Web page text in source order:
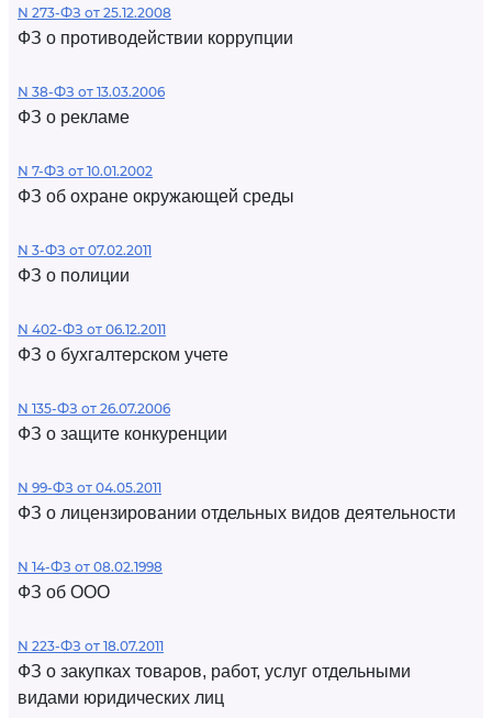
N 273-ФЗ от 25.12.2008
ФЗ о противодействии коррупции
N 38-ФЗ от 13.03.2006
ФЗ о рекламе
N 7-ФЗ от 10.01.2002
ФЗ об охране окружающей среды
N 3-ФЗ от 07.02.2011
ФЗ о полиции
N 402-ФЗ от 06.12.2011
ФЗ о бухгалтерском учете
N 135-ФЗ от 26.07.2006
ФЗ о защите конкуренции
N 99-ФЗ от 04.05.2011
ФЗ о лицензировании отдельных видов деятельности
N 14-ФЗ от 08.02.1998
ФЗ об ООО
N 223-ФЗ от 18.07.2011
ФЗ о закупках товаров, работ, услуг отдельными
видами юридических лиц